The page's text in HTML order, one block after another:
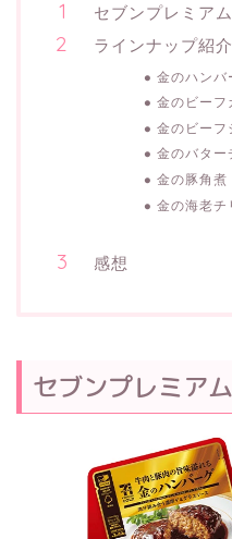
セブンプレミア
ラインナップ紹介
金のハンバ
金のビーフ
金のビーフ
金のバター
金の豚角煮
金の海老チ
感想
セブンプレミア